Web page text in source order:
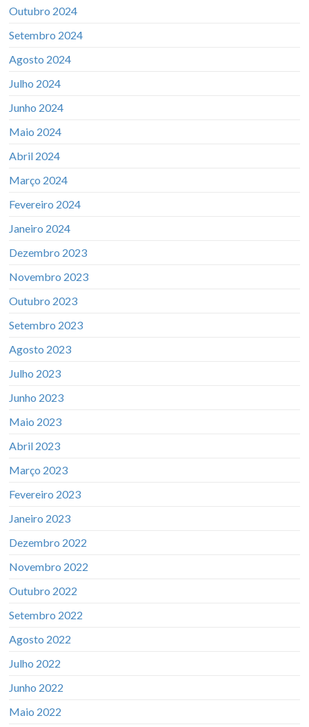
Outubro 2024
Setembro 2024
Agosto 2024
Julho 2024
Junho 2024
Maio 2024
Abril 2024
Março 2024
Fevereiro 2024
Janeiro 2024
Dezembro 2023
Novembro 2023
Outubro 2023
Setembro 2023
Agosto 2023
Julho 2023
Junho 2023
Maio 2023
Abril 2023
Março 2023
Fevereiro 2023
Janeiro 2023
Dezembro 2022
Novembro 2022
Outubro 2022
Setembro 2022
Agosto 2022
Julho 2022
Junho 2022
Maio 2022